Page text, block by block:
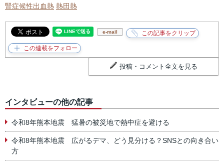
腎症候性出血熱 熱田熱
e-mail
投稿・コメント全文を見る
インタビューの他の記事
令和8年熊本地震 猛暑の被災地で熱中症を避ける
令和8年熊本地震 広がるデマ、どう見分ける？SNSとの向き合い
方